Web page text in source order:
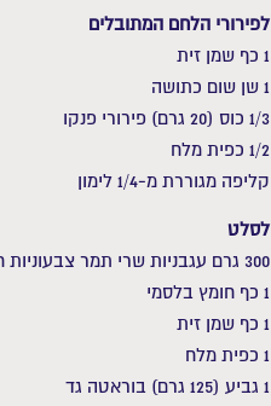
לפירורי הלחם המתובלים
1 כף שמן זית
1 שן שום כתושה
1/3 כוס (20 גרם) פירורי פנקו
1/2 כפית מלח
קליפה מגוררת מ-1/4 לימון
לסלט
300 גרם עגבניות שרי תמר צבעוניות חתוכות לרבעים
1 כף חומץ בלסמי
1 כף שמן זית
1 כפית מלח
1 גביע (125 גרם) בוראטה גד